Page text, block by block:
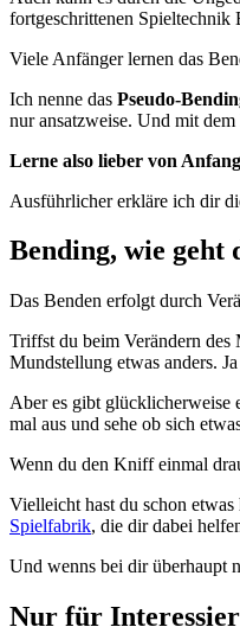
fortgeschrittenen Spieltechnik
Viele Anfänger lernen das
Ich nenne das Pseudo-
nur ansatzweise. Und mit
Lerne also lieber von
Ausführlicher erkläre ich dir
Bending, wie geht
Das Benden erfolgt durch
Triffst du beim Verändern des
Mundstellung etwas anders.
Aber es gibt glücklicherweise
mal aus und sehe ob sich
Wenn du den Kniff einmal
Vielleicht hast du schon
Spielfabrik, die dir dabei
Und wenns bei dir überhaupt
Nur für